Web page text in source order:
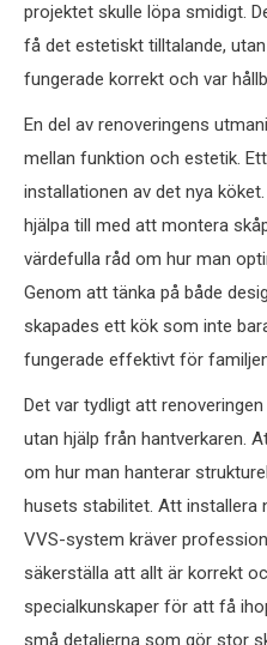
projektet skulle löpa smidigt.
få det estetiskt tilltalande,
fungerade korrekt och var
En del av renoveringens
mellan funktion och estetik.
installationen av det nya
hjälpa till med att montera
värdefulla råd om hur man
Genom att tänka på både
skapades ett kök som inte
fungerade effektivt för
Det var tydligt att
utan hjälp från hantverkaren.
om hur man hanterar
husets stabilitet. Att installera
VVS-system kräver
säkerställa att allt är korrekt
specialkunskaper för att få
små detaljerna som gör stor